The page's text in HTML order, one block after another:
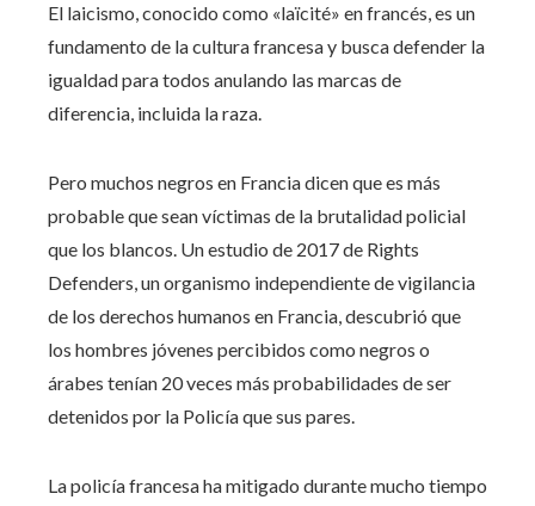
El laicismo, conocido como «laïcité» en francés, es un
fundamento de la cultura francesa y busca defender la
igualdad para todos anulando las marcas de
diferencia, incluida la raza.
Pero muchos negros en Francia dicen que es más
probable que sean víctimas de la brutalidad policial
que los blancos. Un estudio de 2017 de Rights
Defenders, un organismo independiente de vigilancia
de los derechos humanos en Francia, descubrió que
los hombres jóvenes percibidos como negros o
árabes tenían 20 veces más probabilidades de ser
detenidos por la Policía que sus pares.
La policía francesa ha mitigado durante mucho tiempo